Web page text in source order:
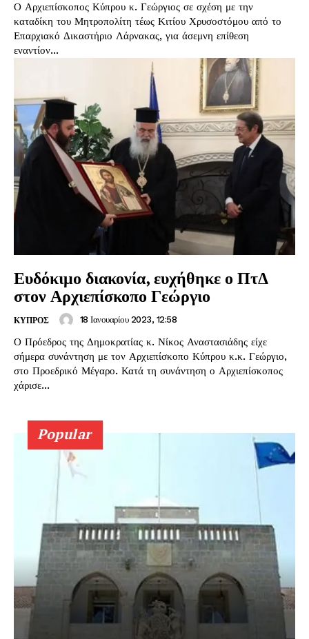
Ο Αρχιεπίσκοπος Κύπρου κ. Γεώργιος σε σχέση με την
καταδίκη του Μητροπολίτη τέως Κιτίου Χρυσοστόμου από το
Επαρχιακό Δικαστήριο Λάρνακας, για άσεμνη επίθεση
εναντίον...
Ευδόκιμο διακονία, ευχήθηκε ο ΠτΔ
στον Αρχιεπίσκοπο Γεώργιο
ΚΥΠΡΟΣ 18 Ιανουαρίου 2023, 12:58
Ο Πρόεδρος της Δημοκρατίας κ. Νίκος Αναστασιάδης είχε
σήμερα συνάντηση με τον Αρχιεπίσκοπο Κύπρου κ.κ. Γεώργιο,
στο Προεδρικό Μέγαρο. Κατά τη συνάντηση ο Αρχιεπίσκοπος
χάρισε...
Popular